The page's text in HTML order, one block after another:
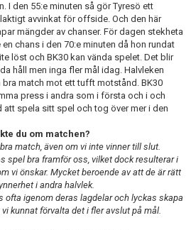
I den 55:e minuten så gör Tyresö ett
avvinkat för offside. Och den här
mängder av chanser. För dagen stekheta
chans i den 70:e minuten då hon rundat
löst och BK30 kan vända spelet. Det blir
håll men inga fler mål idag. Halvleken
bra match mot ett tufft motstånd. BK30
press i andra som i första och i och
att spela sitt spel och tog över mer i den
du om matchen?
match, även om vi inte vinner till slut.
spel bra framför oss, vilket dock resulterar i
vi önskar. Mycket beroende av att de är rätt
i andra halvlek.
ofta igenom deras lagdelar och lyckas skapa
kunnat förvalta det i fler avslut på mål.